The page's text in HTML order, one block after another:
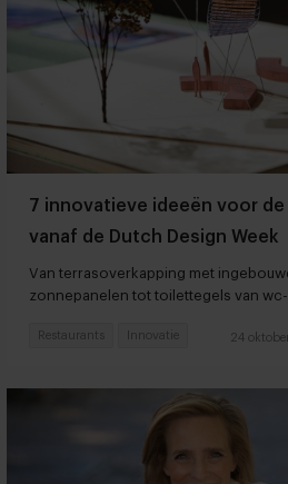
7 innovatieve ideeën voor
vanaf de Dutch Design Week
Van terrasoverkapping met
zonnepanelen tot toilettegels van
24
Restaurants Innovatie